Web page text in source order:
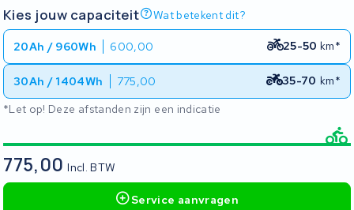
Kies jouw capaciteit Wat betekent dit?
20Ah / 960Wh 600,00 25-50 km*
30Ah / 1404Wh 775,00 35-70 km*
*Let op! Deze afstanden zijn een indicatie
775,00Incl. BTW
Service aanvragen